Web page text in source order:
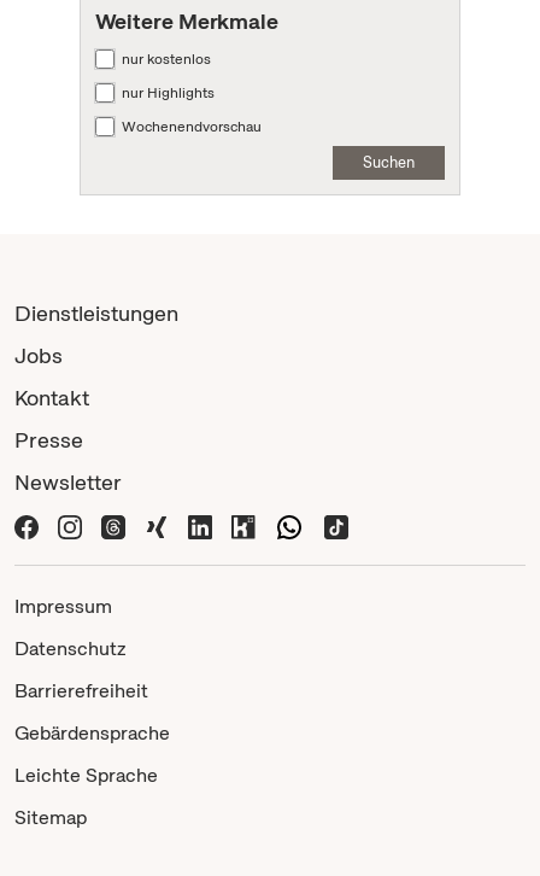
Weitere Merkmale
nur kostenlos
nur Highlights
Wochenendvorschau
Suchen
Dienstleistungen
Jobs
Kontakt
Presse
Newsletter
Impressum
Datenschutz
Barrierefreiheit
Gebärdensprache
Leichte Sprache
Sitemap